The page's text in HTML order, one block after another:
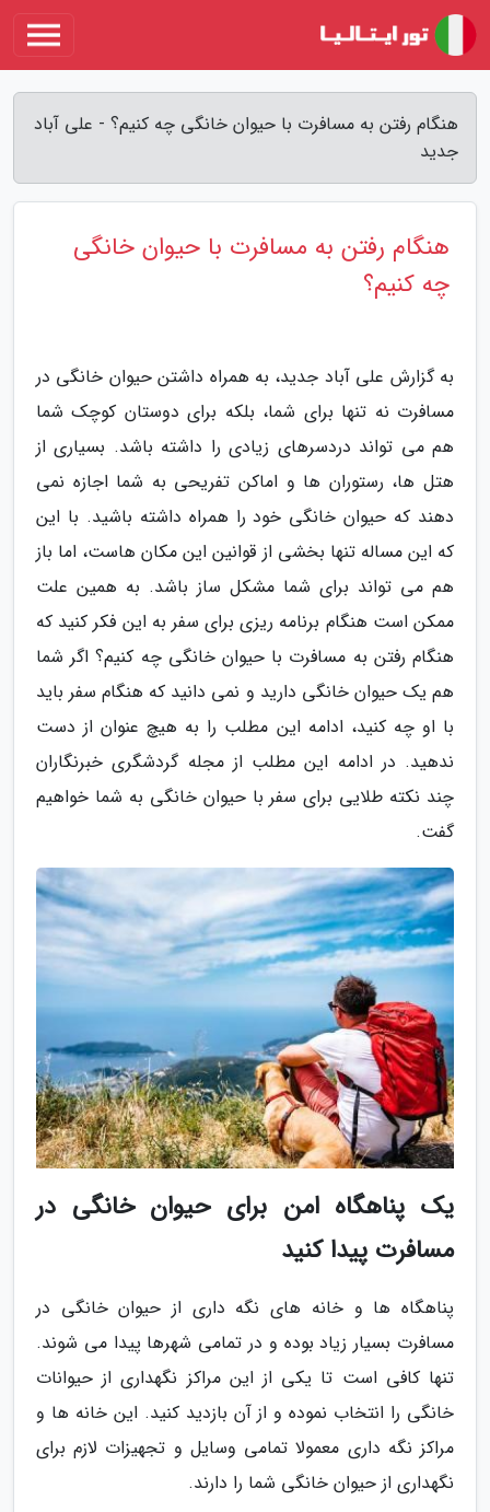
هنگام رفتن به مسافرت با حیوان خانگی چه کنیم؟ - علی آباد
جدید
هنگام رفتن به مسافرت با حیوان خانگی
چه کنیم؟
به گزارش علی آباد جدید، به همراه داشتن حیوان خانگی در
مسافرت نه تنها برای شما، بلکه برای دوستان کوچک شما
هم می تواند دردسرهای زیادی را داشته باشد. بسیاری از
هتل ها، رستوران ها و اماکن تفریحی به شما اجازه نمی
دهند که حیوان خانگی خود را همراه داشته باشید. با این
که این مساله تنها بخشی از قوانین این مکان هاست، اما باز
هم می تواند برای شما مشکل ساز باشد. به همین علت
ممکن است هنگام برنامه ریزی برای سفر به این فکر کنید که
هنگام رفتن به مسافرت با حیوان خانگی چه کنیم؟ اگر شما
هم یک حیوان خانگی دارید و نمی دانید که هنگام سفر باید
با او چه کنید، ادامه این مطلب را به هیچ عنوان از دست
ندهید. در ادامه این مطلب از مجله گردشگری خبرنگاران
چند نکته طلایی برای سفر با حیوان خانگی به شما خواهیم
گفت.
یک پناهگاه امن برای حیوان خانگی در
مسافرت پیدا کنید
پناهگاه ها و خانه های نگه داری از حیوان خانگی در
مسافرت بسیار زیاد بوده و در تمامی شهرها پیدا می شوند.
تنها کافی است تا یکی از این مراکز نگهداری از حیوانات
خانگی را انتخاب نموده و از آن بازدید کنید. این خانه ها و
مراکز نگه داری معمولا تمامی وسایل و تجهیزات لازم برای
نگهداری از حیوان خانگی شما را دارند.